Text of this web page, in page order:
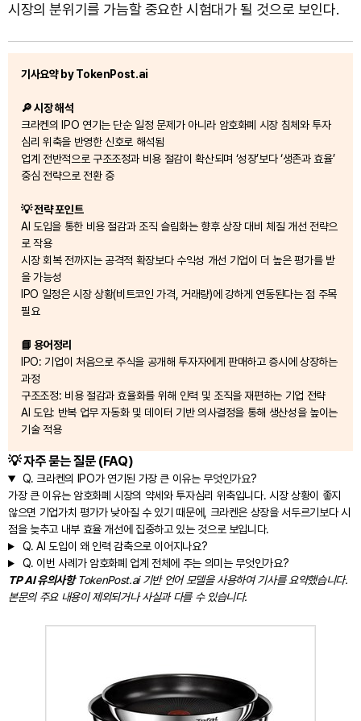
시장의 분위기를 가늠할 중요한 시험대가 될 것으로 보인다.
기사요약 by TokenPost.ai
🔎 시장 해석
크라켄의 IPO 연기는 단순 일정 문제가 아니라 암호화폐 시장 침체와 투자
심리 위축을 반영한 신호로 해석됨
업계 전반적으로 구조조정과 비용 절감이 확산되며 ‘성장’보다 ‘생존과 효율’
중심 전략으로 전환 중
💡 전략 포인트
AI 도입을 통한 비용 절감과 조직 슬림화는 향후 상장 대비 체질 개선 전략으
로 작용
시장 회복 전까지는 공격적 확장보다 수익성 개선 기업이 더 높은 평가를 받
을 가능성
IPO 일정은 시장 상황(비트코인 가격, 거래량)에 강하게 연동된다는 점 주목
필요
📘 용어정리
IPO: 기업이 처음으로 주식을 공개해 투자자에게 판매하고 증시에 상장하는
과정
구조조정: 비용 절감과 효율화를 위해 인력 및 조직을 재편하는 기업 전략
AI 도입: 반복 업무 자동화 및 데이터 기반 의사결정을 통해 생산성을 높이는
기술 적용
💡 자주 묻는 질문 (FAQ)
Q. 크라켄의 IPO가 연기된 가장 큰 이유는 무엇인가요?
가장 큰 이유는 암호화폐 시장의 약세와 투자심리 위축입니다. 시장 상황이 좋지
않으면 기업가치 평가가 낮아질 수 있기 때문에, 크라켄은 상장을 서두르기보다 시
점을 늦추고 내부 효율 개선에 집중하고 있는 것으로 보입니다.
Q. AI 도입이 왜 인력 감축으로 이어지나요?
Q. 이번 사례가 암호화폐 업계 전체에 주는 의미는 무엇인가요?
TP AI 유의사항TokenPost.ai 기반 언어 모델을 사용하여 기사를 요약했습니다.
본문의 주요 내용이 제외되거나 사실과 다를 수 있습니다.